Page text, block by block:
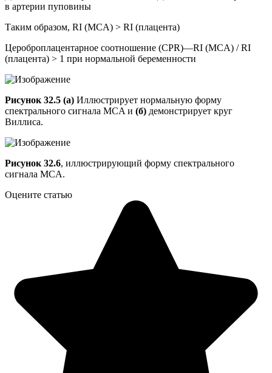
в артерии пуповины
Таким образом, RI (MCA) > RI (плацента)
Цероброплацентарное соотношение (CPR)—RI (MCA) / RI
(плацента) > 1 при нормальной беременности
Рисунок 32.5 (а) Иллюстрирует нормальную форму
спектрального сигнала MCA и (б) демонстрирует круг
Виллиса.
Рисунок 32.6, иллюстрирующий форму спектрального
сигнала MCA.
Оцените статью